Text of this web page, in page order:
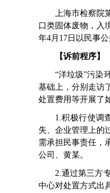
上海市检察院
口类固体废物，入
年4月17日以民事
【诉前程序】
“洋垃圾”污染
基础上，分别走访
处置费用等开展了
1.积极行使调
失、企业管理上的
需承担民事责任，
公司、黄某。
2.通过第三方
中心对处置方式出